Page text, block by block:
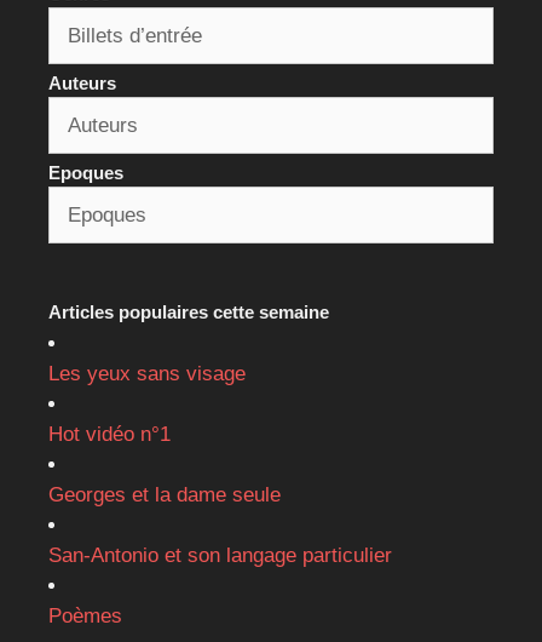
Ça baigne dans le béton
Deuil express
Réglez-lui son compte !
Liens rapides
Dictionnaire non académique
Pourquoi ce site?
Sites d’amis
Me contacter
Historique